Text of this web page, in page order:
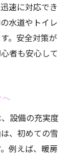
速に対応でき
水道やトイレ
。安全対策が
者も安心して
設備の充実度
、初めての雪
例えば、暖房